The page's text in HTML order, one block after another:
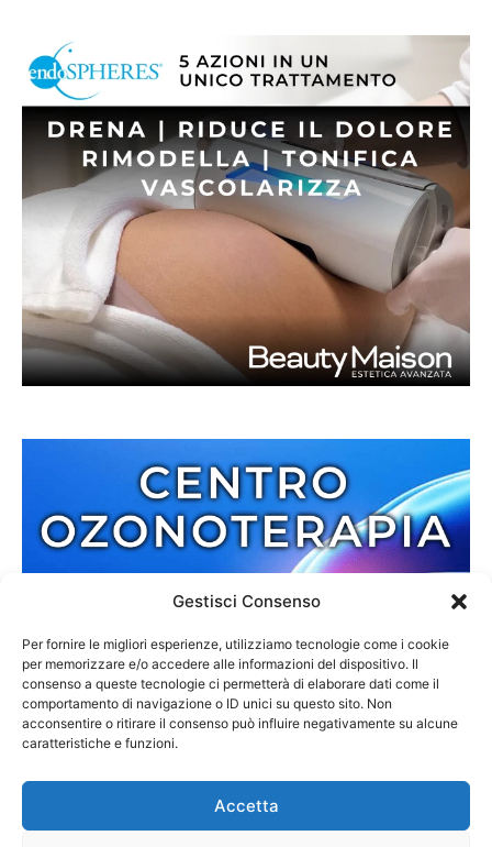
Gestisci Consenso
Per fornire le migliori esperienze, utilizziamo tecnologie come i cookie
per memorizzare e/o accedere alle informazioni del dispositivo. Il
consenso a queste tecnologie ci permetterà di elaborare dati come il
comportamento di navigazione o ID unici su questo sito. Non
acconsentire o ritirare il consenso può influire negativamente su alcune
caratteristiche e funzioni.
Accetta